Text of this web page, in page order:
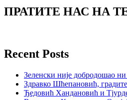
ПРАТИТЕ НАС НА
Recent Posts
Зеленски није добродошао ни
Здравко Шћепановић,
Ђедовић Хандановић и